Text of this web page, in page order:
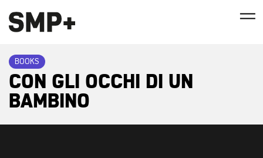
BOOKS
CON GLI OCCHI DI UN
BAMBINO